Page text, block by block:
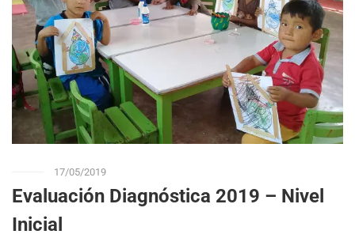
17/05/2019
Evaluación Diagnóstica 2019 – Nivel
Inicial